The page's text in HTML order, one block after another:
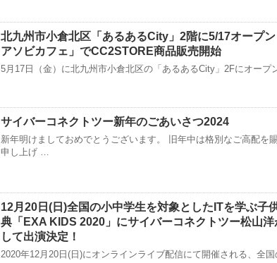
北九州市小倉北区「あるあるCity」2階に5/17オープ
アソビカフェ」でCC2STORE商品販売開始
5月17日（金）に北九州市小倉北区の「あるあるCity」2Fにオープ
サイバーコネクトツー新年のごあいさつ2024
新年明けましておめでとうございます。 旧年中は格別なご高配を
申し上げ …
12月20日(日)全国の小中学生を対象としたITを学ぶ子
典「EXA KIDS 2020」にサイバーコネクトツー松山洋
して出演決定！
2020年12月20日(日)にオンラインライブ配信にて開催される、全